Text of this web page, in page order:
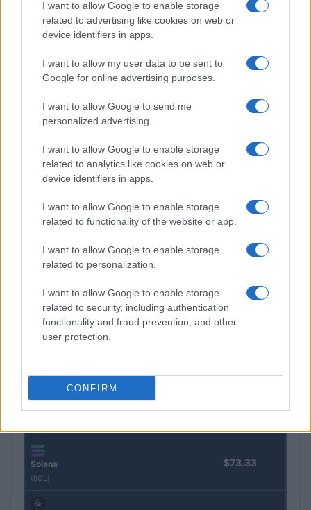
I want to allow Google to enable storage
related to advertising like cookies on web or
device identifiers in apps.
I want to allow my user data to be sent to
Google for online advertising purposes.
I want to allow Google to send me
personalized advertising.
I want to allow Google to enable storage
related to analytics like cookies on web or
device identifiers in apps.
I want to allow Google to enable storage
related to functionality of the website or app.
I want to allow Google to enable storage
related to personalization.
I want to allow Google to enable storage
related to security, including authentication
functionality and fraud prevention, and other
user protection.
CONFIRM
Steam bajo ataque: el malware que infectó a 8.000 usuarios y
COTIZACIONES CRYPTO
Nombre Precio
Bitcoin $64,608.00
$1,903.18
XRP $1.05
Solana
(SOL)
$73.33